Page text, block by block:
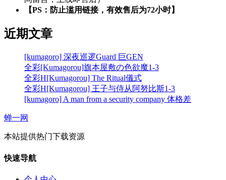
【PS：防止滥用链接，有效售后为72小时】
近期文章
[kumagoro] 深夜巡逻Guard 巨GEN
全彩[Kumagorou]旗本屋敷の色欲魔1-3
全彩H[Kumagorou] The Ritual儀式
全彩H[Kumagorou] 王子与侍从阿努比斯1-3
[kumagoro] A man from a security company 体格差
蝉一网
本站提供热门下载资源
快速导航